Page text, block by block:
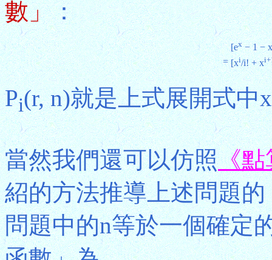
數」：
[ex− 1 −
= [xi/i! + x
Pi(r, n)就是上式展開式中x
當然我們還可以仿照《點
紹的方法推導上述問題
問題中的n等於一個確定